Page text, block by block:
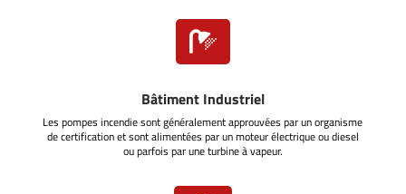

Bâtiment Industriel
Les pompes incendie sont généralement approuvées par un organisme
de certification et sont alimentées par un moteur électrique ou diesel
ou parfois par une turbine à vapeur.